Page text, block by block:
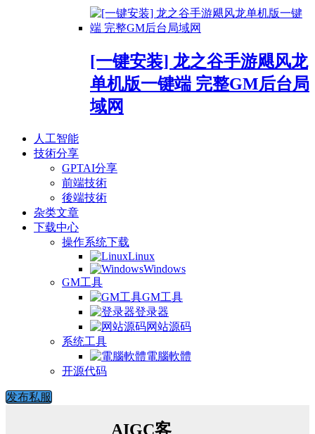
[一键安装] 龙之谷手游飓风龙
单机版一键端 完整GM后台局
域网
人工智能
技術分享
GPTAI分享
前端技術
後端技術
杂类文章
下载中心
操作系统下载
Linux
Windows
GM工具
GM工具
登录器
网站源码
系统工具
電腦軟體
开源代码
发布私服
AIGC客